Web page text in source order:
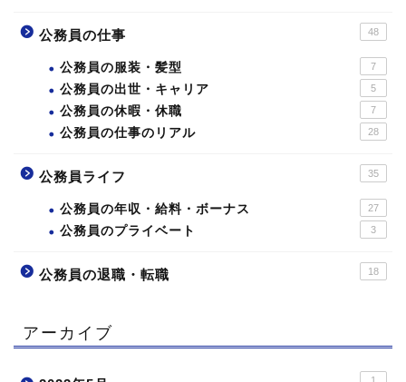
公務員の仕事 48
公務員の服装・髪型 7
公務員の出世・キャリア 5
公務員の休暇・休職 7
公務員の仕事のリアル 28
公務員ライフ 35
公務員の年収・給料・ボーナス 27
公務員のプライベート 3
公務員の退職・転職 18
アーカイブ